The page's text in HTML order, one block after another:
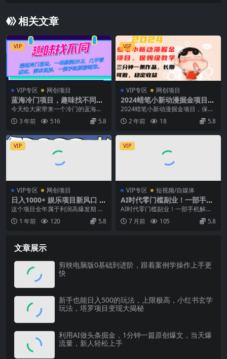
相关文章
VIP
VIP专区 网创项目
蓝海冷门项目，趣味找不同，
一单利润29.8，几乎零成本，
一部手机就能变现
今天给大家带来一个冷门的蓝海项
目，趣味找不同，经过我们工作室
运营了三个月时间可以...
3 年前 516 5.8
VIP
VIP专区 网创项目
2024蜡笔小新动漫掘金项目，
保姆级教学，三分钟一条作
品，长期可做，稳定收益 【揭
秘】
2024蜡笔小新动漫掘金项目，保姆
级教学，三分钟一条作品，长期可
做，稳定收益 【...
2 年前 18 5.8
VIP
VIP专区 网创项目
日入1000+ 娱乐项目新风口 一
单利润至少300 十分钟一单 新
这个项目全年属于利润高爆发期 我
们可以有很大的利润空间，现在市
场很大，做这个项目...
1 年前 120 5.8
VIP
VIP专区 短视频/自媒体
AI时代零门槛副业！一部手机
解锁躺赚密码日入2000+，新
AI时代零门槛副业！一部手机解锁
躺赚密码日入2000+，新手也能快
速上手。 在 ...
7 月前 105 5.8
文章展示
剪映电脑版0基础到进阶，跟着案例学操作上手更
快
新手也能日入500的玩法，上限极高，小红书玄学
玩法，塔罗项目变现大揭秘
利用AI做头条掘金，1分钟一篇原创爆文，当天爆
流量，新人轻松上手